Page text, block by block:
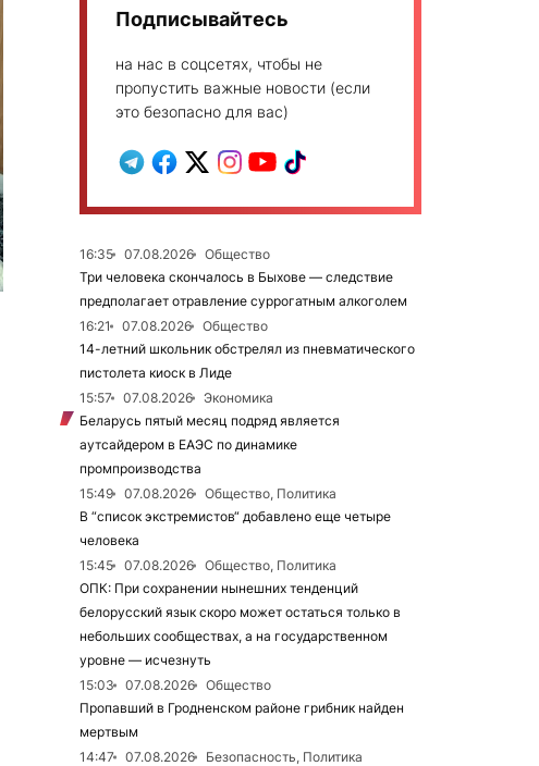
Подписывайтесь
на нас в соцсетях, чтобы не
пропустить важные новости (если
это безопасно для вас)
16:35 07.08.2026
Общество
Три человека скончалось в Быхове — следствие
предполагает отравление суррогатным алкоголем
16:21
07.08.2026
Общество
14-летний школьник обстрелял из пневматического
пистолета киоск в Лиде
15:57
07.08.2026
Экономика
Беларусь пятый месяц подряд является
аутсайдером в ЕАЭС по динамике
промпроизводства
15:49
07.08.2026
Общество, Политика
В “список экстремистов“ добавлено еще четыре
человека
15:45
07.08.2026
Общество, Политика
ОПК: При сохранении нынешних тенденций
белорусский язык скоро может остаться только в
небольших сообществах, а на государственном
уровне — исчезнуть
15:03
07.08.2026
Общество
Пропавший в Гродненском районе грибник найден
мертвым
14:47
07.08.2026
Безопасность, Политика